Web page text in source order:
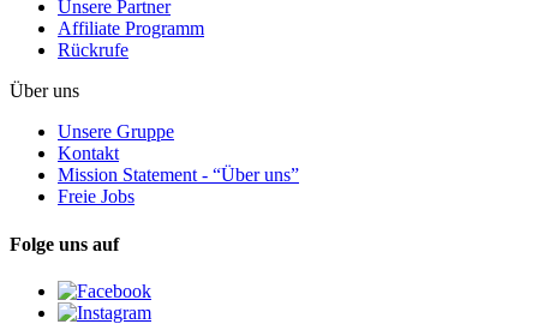
Unsere Partner
Affiliate Programm
Rückrufe
Über uns
Unsere Gruppe
Kontakt
Mission Statement - “Über uns”
Freie Jobs
Folge uns auf